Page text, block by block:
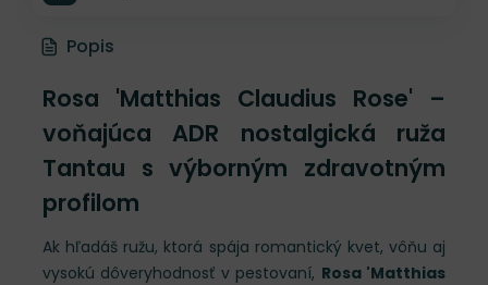
Popis
Rosa 'Matthias Claudius Rose' –
voňajúca ADR nostalgická ruža
Tantau s výborným zdravotným
profilom
Ak hľadáš ružu, ktorá spája romantický kvet, vôňu aj
vysokú dôveryhodnosť v pestovaní, Rosa 'Matthias